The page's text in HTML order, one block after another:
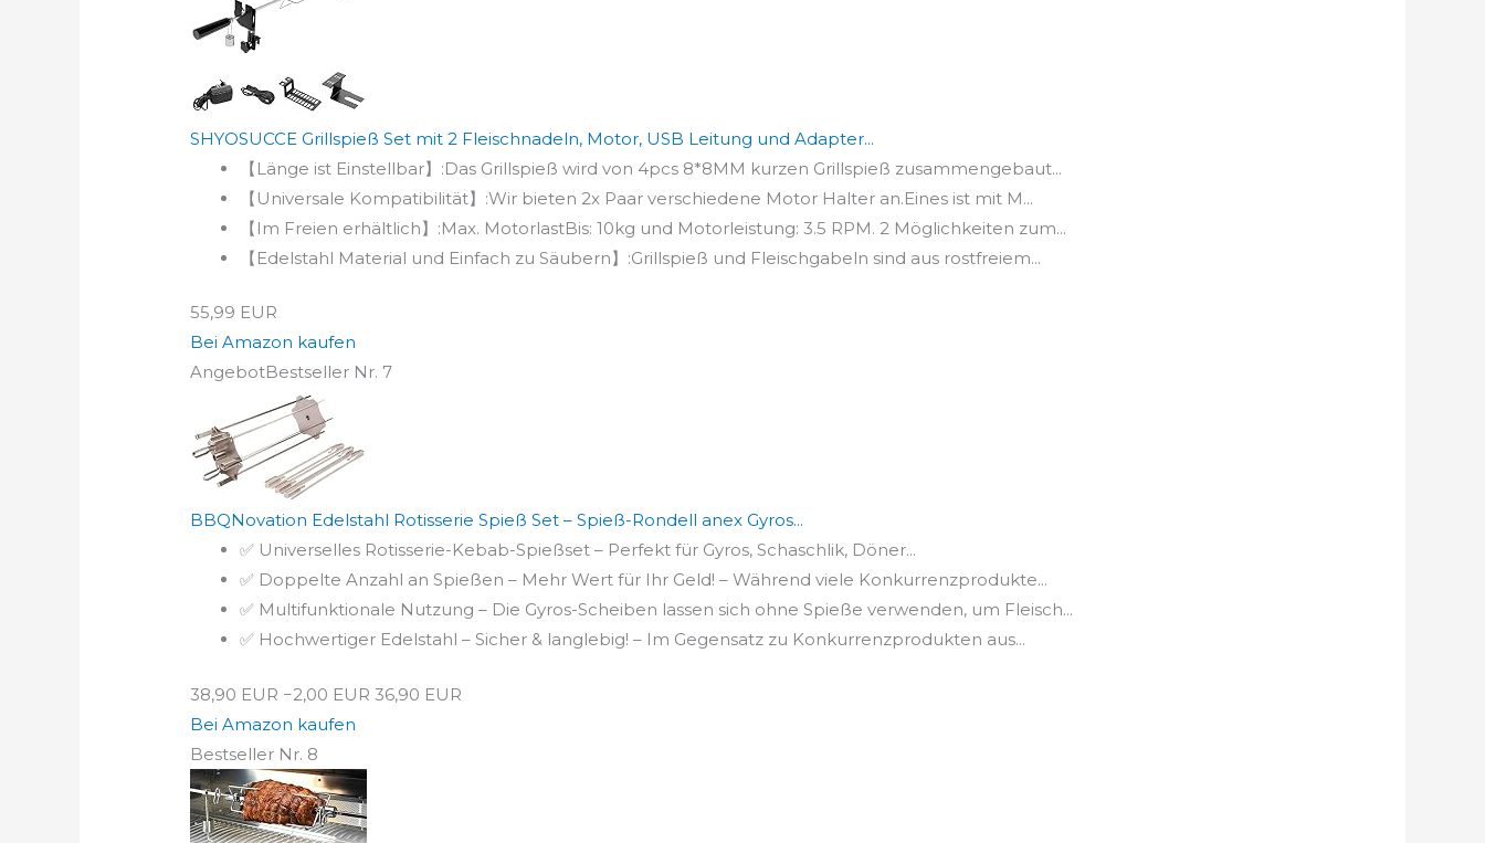
SHYOSUCCE Grillspieß Set mit 2 Fleischnadeln, Motor, USB Leitung und Adapter...
【Länge ist Einstellbar】:Das Grillspieß wird von 4pcs 8*8MM kurzen Grillspieß zusammengebaut...
【Universale Kompatibilität】:Wir bieten 2x Paar verschiedene Motor Halter an.Eines ist mit M...
【Im Freien erhältlich】:Max. MotorlastBis: 10kg und Motorleistung: 3.5 RPM. 2 Möglichkeiten zum...
【Edelstahl Material und Einfach zu Säubern】:Grillspieß und Fleischgabeln sind aus rostfreiem...
55,99 EUR
Bei Amazon kaufen
AngebotBestseller Nr. 7
BBQNovation Edelstahl Rotisserie Spieß Set – Spieß-Rondell anex Gyros...
✅ Universelles Rotisserie-Kebab-Spießset – Perfekt für Gyros, Schaschlik, Döner...
✅ Doppelte Anzahl an Spießen – Mehr Wert für Ihr Geld! – Während viele Konkurrenzprodukte...
✅ Multifunktionale Nutzung – Die Gyros-Scheiben lassen sich ohne Spieße verwenden, um Fleisch...
✅ Hochwertiger Edelstahl – Sicher & langlebig! – Im Gegensatz zu Konkurrenzprodukten aus...
38,90 EUR −2,00 EUR 36,90 EUR
Bei Amazon kaufen
Bestseller Nr. 8